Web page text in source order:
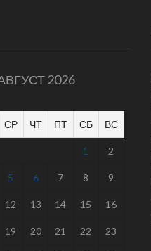
2026
СР ЧТ ПТ СБ ВС
1 2
5 6 7 8 9
12 13 14 15 16
19 20 21 22 23